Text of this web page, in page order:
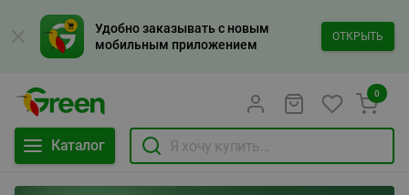
Удобно заказывать с новым
мобильным приложением
ОТКРЫТЬ
Каталог
0